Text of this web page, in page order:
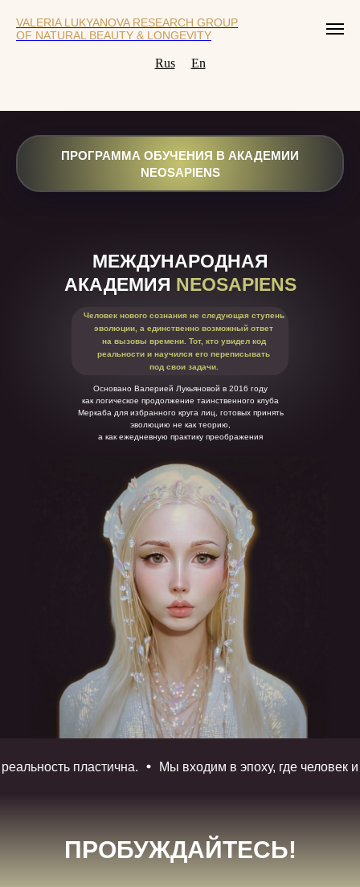
VALERIA LUKYANOVA RESEARCH GROUP
OF NATURAL BEAUTY & LONGEVITY
Rus En
ПРОГРАММА ОБУЧЕНИЯ В АКАДЕМИИ
NEOSAPIENS
МЕЖДУНАРОДНАЯ
АКАДЕМИЯ NEOSAPIENS
Человек нового сознания не следующая ступень
эволюции, а единственно возможный ответ
на вызовы времени. Тот, кто увидел код
реальности и научился его переписывать
под свои задачи.
Основано Валерией Лукьяновой в 2016 году
как логическое продолжение таинственного клуба
Меркаба для избранного круга лиц, готовых принять
эволюцию не как теорию,
а как ежедневную практику преображения
Мы входим в эпоху, где человек и
ПРОБУЖДАЙТЕСЬ!